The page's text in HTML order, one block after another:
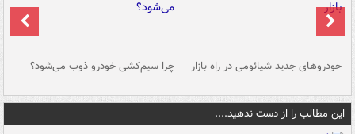
خودروهای جدید شیائومی در راه بازار چرا سیم‌کشی خودرو ذوب می‌شود؟
این مطالب را از دست ندهید....